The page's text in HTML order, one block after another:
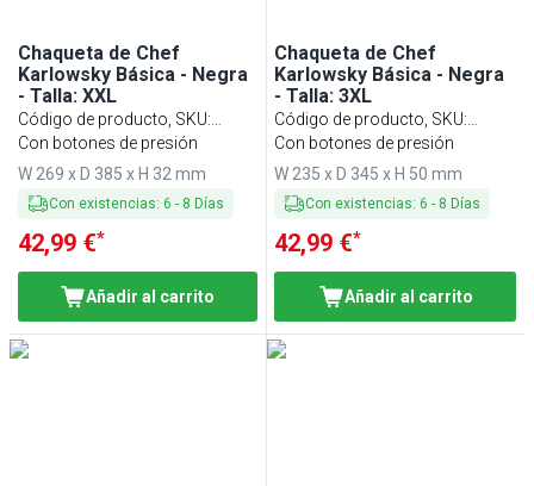
Chaqueta de Chef
Karlowsky Básica - Negra
- Talla: XXL
Código de producto, SKU:
KJBXXLK2S
Con botones de presión
W 269 x D 385 x H 32 mm
Con existencias: 6 - 8 Días
42,99 €*
Añadir al carrito
Chaqueta de Chef
Karlowsky Básica - Negra
- Talla: 3XL
Código de producto, SKU:
KJB3XLK2S
Con botones de presión
W 235 x D 345 x H 50 mm
Con existencias: 6 - 8 Días
42,99 €*
Añadir al carrito